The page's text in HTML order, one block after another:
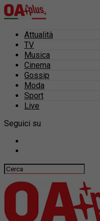
Attualità
TV
Musica
Cinema
Gossip
Moda
Sport
Live
Seguici su